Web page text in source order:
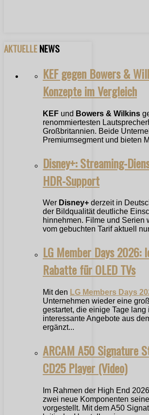
AKTUELLENEWS
KEF gegen Bowers &
Konzepte im Vergleich
KEF und Bowers & Wilkins
renommiertesten
Großbritannien. Beide
Premiumsegment und bieten
Disney+: Streaming-
HDR-Support
Wer Disney+ derzeit in
der Bildqualität deutliche
hinnehmen. Filme und Serien
vom gebuchten Tarif aktuell
LG Member Days 2026:
Rabatte für OLED TVs
Mit den LG Members Days
Unternehmen wieder eine
gestartet, die einige Tage lang
interessante Angebote aus
ergänzt...
ARCAM A50 Signature
CD25 Player (Video)
Im Rahmen der High End
zwei neue Komponenten
vorgestellt. Mit dem A50